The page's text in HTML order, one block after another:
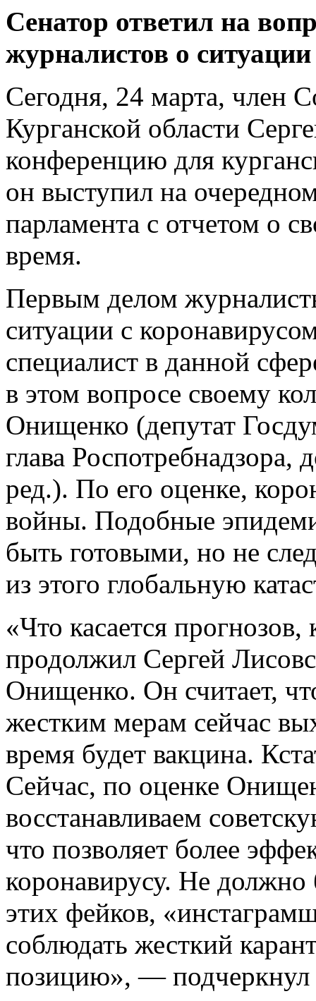
Сенатор ответил на
журналистов о
Сегодня, 24 марта, член
Курганской области
конференцию для
он выступил на
парламента с отчетом о
время.
Первым делом
ситуации с
специалист в данной
в этом вопросе своему
Онищенко (депутат
глава Роспотребнадзора,
ред.). По его оценке,
войны. Подобные
быть готовыми, но не
из этого глобальную
«Что касается
продолжил Сергей
Онищенко. Он считает,
жестким мерам сейчас
время будет вакцина.
Сейчас, по оценке
восстанавливаем
что позволяет более
коронавирусу. Не
этих фейков,
соблюдать жесткий
позицию», — подчеркнул